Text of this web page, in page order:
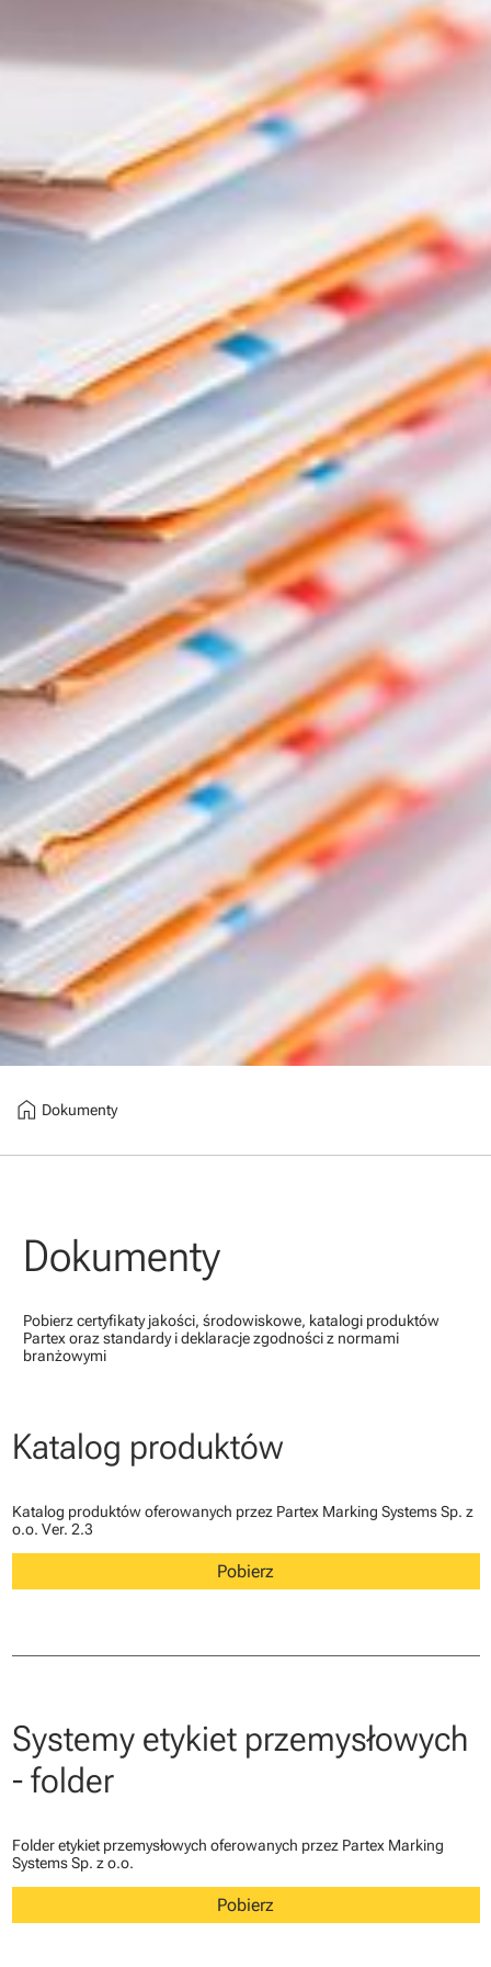
home Dokumenty
Dokumenty
Pobierz certyfikaty jakości, środowiskowe, katalogi produktów
Partex oraz standardy i deklaracje zgodności z normami
branżowymi
Katalog produktów
Katalog produktów oferowanych przez Partex Marking Systems Sp. z
o.o. Ver. 2.3
Pobierz
Systemy etykiet przemysłowych
- folder
Folder etykiet przemysłowych oferowanych przez Partex Marking
Systems Sp. z o.o.
Pobierz